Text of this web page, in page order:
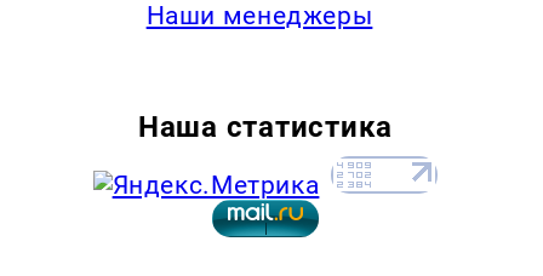
Наши менеджеры
Наша статистика